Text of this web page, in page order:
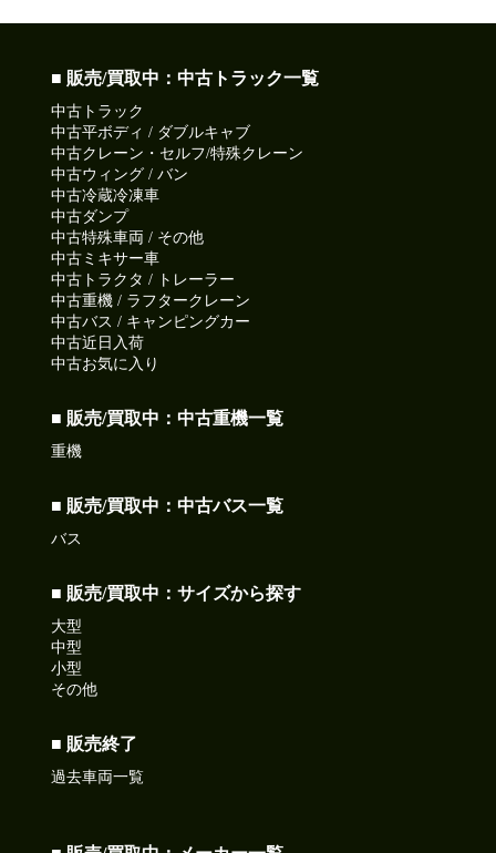
■ 販売/買取中：中古トラック一覧
中古トラック
中古平ボディ / ダブルキャブ
中古クレーン・セルフ/特殊クレーン
中古ウィング / バン
中古冷蔵冷凍車
中古ダンプ
中古特殊車両 / その他
中古ミキサー車
中古トラクタ / トレーラー
中古重機 / ラフタークレーン
中古バス / キャンピングカー
中古近日入荷
中古お気に入り
■ 販売/買取中：中古重機一覧
重機
■ 販売/買取中：中古バス一覧
バス
■ 販売/買取中：サイズから探す
大型
中型
小型
その他
■ 販売終了
過去車両一覧